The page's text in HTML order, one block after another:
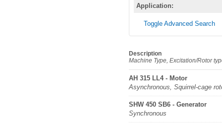
Application:
Toggle Advanced Search
Description
Machine Type, Excitation/Rotor
AH 315 LL4 - Motor
Asynchronous, Squirrel-cage
SHW 450 SB6 - Generator
Synchronous